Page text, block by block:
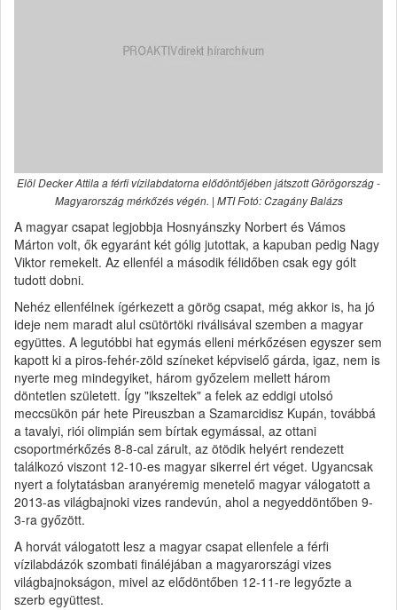
Elöl Decker Attila a férfi vízilabdatorna elődöntőjében játszott Görögország -
Magyarország mérkőzés végén. | MTI Fotó: Czagány Balázs
A magyar csapat legjobbja Hosnyánszky Norbert és Vámos
Márton volt, ők egyaránt két gólig jutottak, a kapuban pedig Nagy
Viktor remekelt. Az ellenfél a második félidőben csak egy gólt
tudott dobni.
Nehéz ellenfélnek ígérkezett a görög csapat, még akkor is, ha jó
ideje nem maradt alul csütörtöki riválisával szemben a magyar
együttes. A legutóbbi hat egymás elleni mérkőzésen egyszer sem
kapott ki a piros-fehér-zöld színeket képviselő gárda, igaz, nem is
nyerte meg mindegyiket, három győzelem mellett három
döntetlen született. Így "ikszeltek" a felek az eddigi utolsó
meccsükön pár hete Pireuszban a Szamarcidisz Kupán, továbbá
a tavalyi, riói olimpián sem bírtak egymással, az ottani
csoportmérkőzés 8-8-cal zárult, az ötödik helyért rendezett
találkozó viszont 12-10-es magyar sikerrel ért véget. Ugyancsak
nyert a folytatásban aranyéremig menetelő magyar válogatott a
2013-as világbajnoki vizes randevún, ahol a negyeddöntőben 9-
3-ra győzött.
A horvát válogatott lesz a magyar csapat ellenfele a férfi
vízilabdázók szombati fináléjában a magyarországi vizes
világbajnokságon, mivel az elődöntőben 12-11-re legyőzte a
szerb együttest.